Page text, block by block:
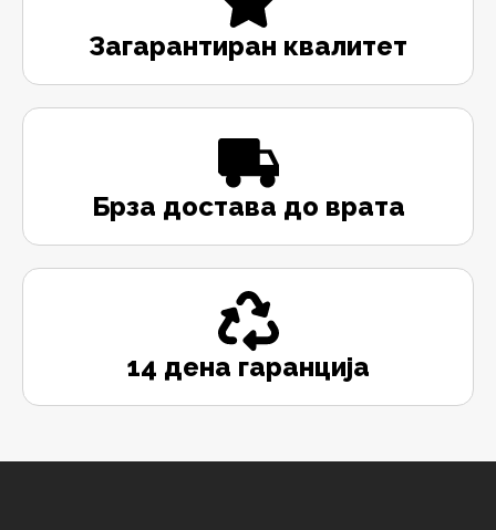
Загарантиран квалитет
Брза достава до врата
14 дена гаранција